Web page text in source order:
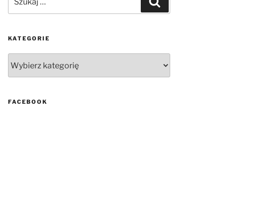
KATEGORIE
FACEBOOK